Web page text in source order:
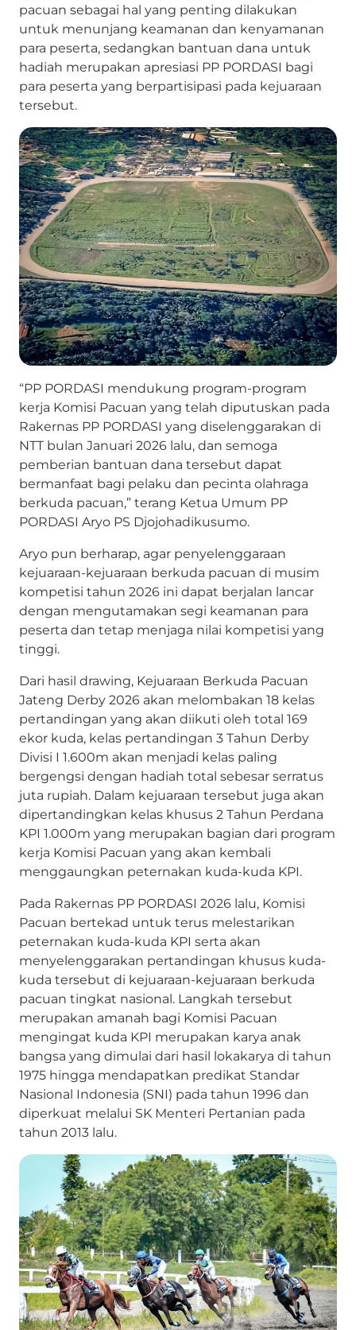
pacuan sebagai hal yang penting dilakukan
untuk menunjang keamanan dan kenyamanan
para peserta, sedangkan bantuan dana untuk
hadiah merupakan apresiasi PP PORDASI bagi
para peserta yang berpartisipasi pada kejuaraan
tersebut.
“PP PORDASI mendukung program-program
kerja Komisi Pacuan yang telah diputuskan pada
Rakernas PP PORDASI yang diselenggarakan di
NTT bulan Januari 2026 lalu, dan semoga
pemberian bantuan dana tersebut dapat
bermanfaat bagi pelaku dan pecinta olahraga
berkuda pacuan,” terang Ketua Umum PP
PORDASI Aryo PS Djojohadikusumo.
Aryo pun berharap, agar penyelenggaraan
kejuaraan-kejuaraan berkuda pacuan di musim
kompetisi tahun 2026 ini dapat berjalan lancar
dengan mengutamakan segi keamanan para
peserta dan tetap menjaga nilai kompetisi yang
tinggi.
Dari hasil drawing, Kejuaraan Berkuda Pacuan
Jateng Derby 2026 akan melombakan 18 kelas
pertandingan yang akan diikuti oleh total 169
ekor kuda, kelas pertandingan 3 Tahun Derby
Divisi I 1.600m akan menjadi kelas paling
bergengsi dengan hadiah total sebesar serratus
juta rupiah. Dalam kejuaraan tersebut juga akan
dipertandingkan kelas khusus 2 Tahun Perdana
KPI 1.000m yang merupakan bagian dari program
kerja Komisi Pacuan yang akan kembali
menggaungkan peternakan kuda-kuda KPI.
Pada Rakernas PP PORDASI 2026 lalu, Komisi
Pacuan bertekad untuk terus melestarikan
peternakan kuda-kuda KPI serta akan
menyelenggarakan pertandingan khusus kuda-
kuda tersebut di kejuaraan-kejuaraan berkuda
pacuan tingkat nasional. Langkah tersebut
merupakan amanah bagi Komisi Pacuan
mengingat kuda KPI merupakan karya anak
bangsa yang dimulai dari hasil lokakarya di tahun
1975 hingga mendapatkan predikat Standar
Nasional Indonesia (SNI) pada tahun 1996 dan
diperkuat melalui SK Menteri Pertanian pada
tahun 2013 lalu.